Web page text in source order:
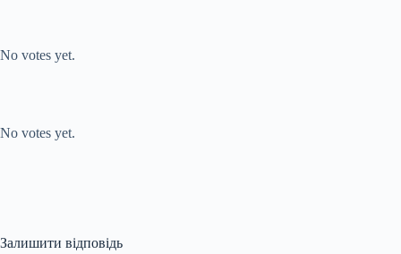
No votes yet.
No votes yet.
Залишити відповідь